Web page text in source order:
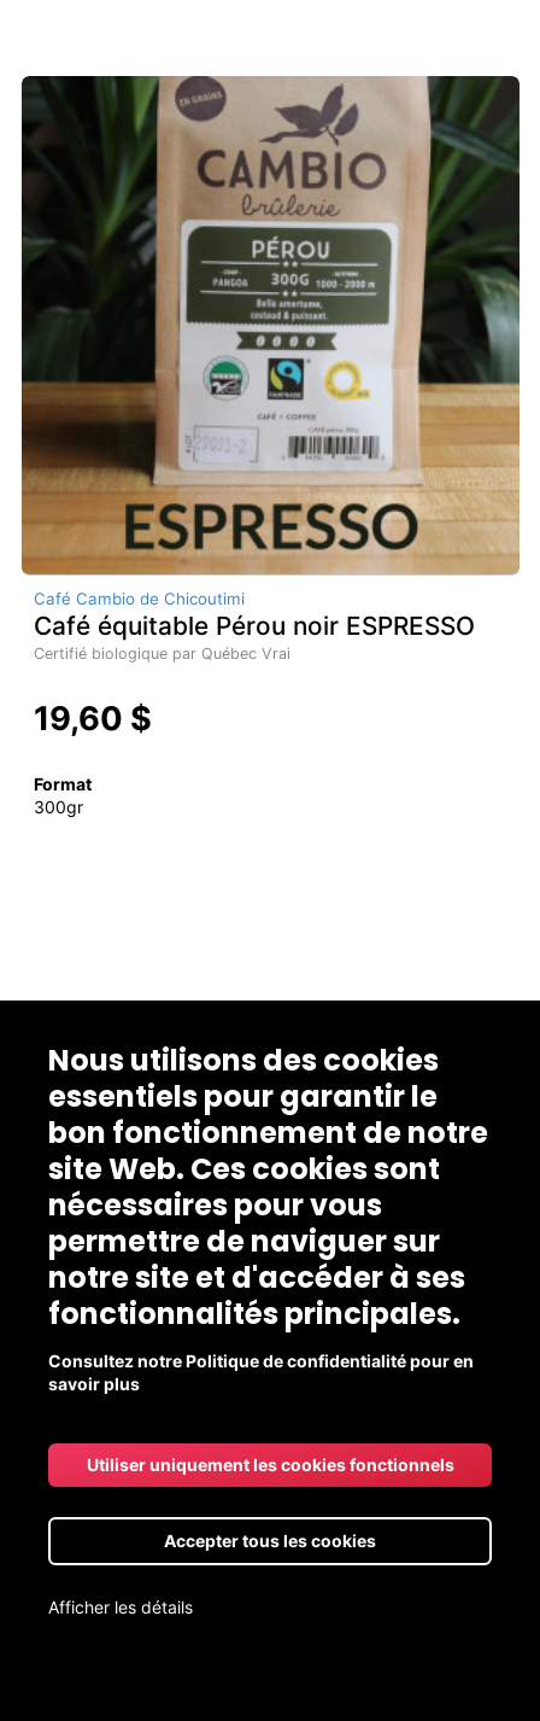
Café Cambio de Chicoutimi
Café équitable Pérou noir ESPRESSO
Certifié biologique par Québec Vrai
19,60 $
Format
300gr
Café Cambio de Chicoutimi
Café équitable Pérou noir FILTRE
Nous utilisons des cookies
essentiels pour garantir le
bon fonctionnement de notre
site Web. Ces cookies sont
nécessaires pour vous
permettre de naviguer sur
notre site et d'accéder à ses
fonctionnalités principales.
Consultez notre Politique de confidentialité pour en
savoir plus
Utiliser uniquement les cookies fonctionnels
Accepter tous les cookies
Afficher les détails